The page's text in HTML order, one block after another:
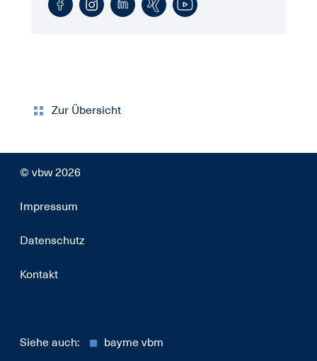
Zur Übersicht
© vbw 2026
Impressum
Datenschutz
Kontakt
Siehe auch: bayme vbm